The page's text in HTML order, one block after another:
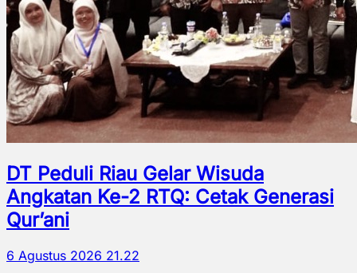
DT Peduli Riau Gelar Wisuda
Angkatan Ke-2 RTQ: Cetak Generasi
Qur’ani
6 Agustus 2026 21.22